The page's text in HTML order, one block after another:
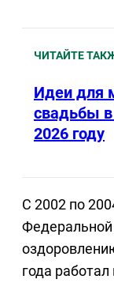
ЧИТАЙТЕ
Идеи для
свадьбы
2026 году
С 2002 по
года